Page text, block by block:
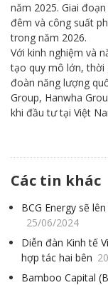
năm 2025. Giai
đêm và công suất
trong năm 2026.
Với kinh nghiệm và
tạo quy mô lớn, thời
đoàn năng lượng
Group, Hanwha
khi đầu tư tại Việt
Các tin khác
BCG Energy sẽ
25/06/2024
Diễn đàn Kinh tế
hợp tác hai bên
Bamboo Capital